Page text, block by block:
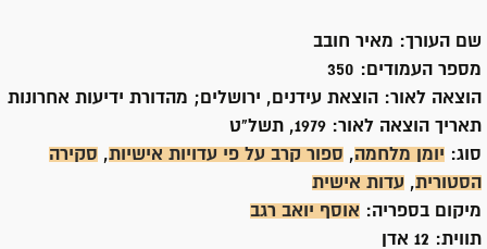
שם העורך: מאיר חובב
מספר העמודים: 350
הוצאה לאור:
הוצאת עידנים, ירושלים; מהדורת ידיעות אחרונות
תאריך הוצאה לאור:
סוג: יומן מלחמה, ספור קרב על פי עדויות אישיות, סקירה
הסטורית, עדות אישית
מיקום בספריה: אוסף יואב רגב
תווית: 12 אדן